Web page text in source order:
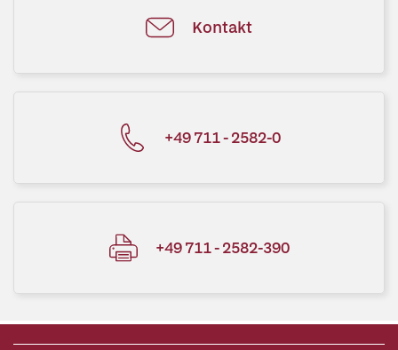
Kontakt
+49 711 - 2582-0
+49 711 - 2582-390